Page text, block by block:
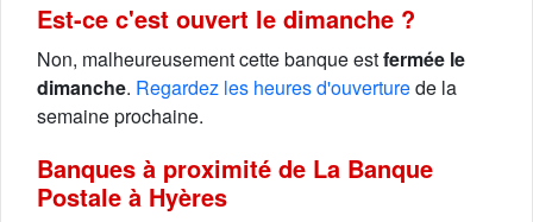
Est-ce c'est ouvert le dimanche ?
Non, malheureusement cette banque estfermée le
dimanche. Regardez les heures d'ouverturede la
semaine prochaine.
Banques à proximité de La Banque
Postale à Hyères